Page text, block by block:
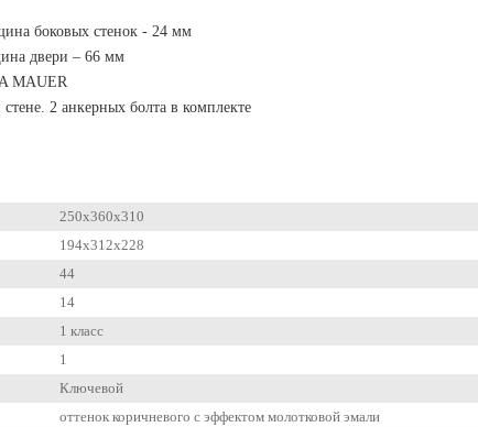
боковых стенок - 24 мм
двери – 66 мм
MAUER
2 анкерных болта в комплекте
250x360x310
194x312x228
44
14
1 класс
1
Ключевой
оттенок коричневого с эффектом молотковой эмали